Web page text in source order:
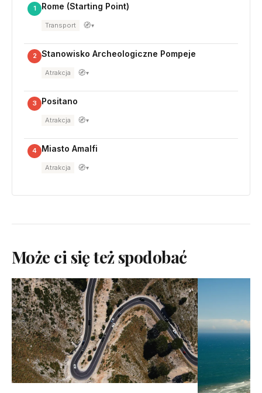
1 Rome (Starting Point)
Transport 🧭▾
2 Stanowisko Archeologiczne Pompeje
Atrakcja 🧭▾
3 Positano
Atrakcja 🧭▾
4 Miasto Amalfi
Atrakcja 🧭▾
Może ci się też spodobać